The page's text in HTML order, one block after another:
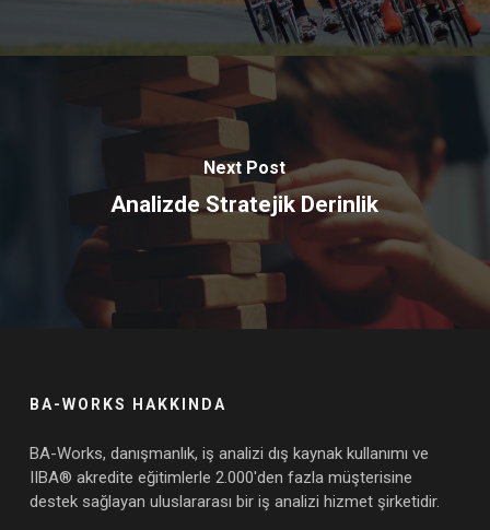
Next Post
Analizde Stratejik Derinlik
BA-WORKS HAKKINDA
BA-Works, danışmanlık, iş analizi dış kaynak kullanımı ve
IIBA® akredite eğitimlerle 2.000'den fazla müşterisine
destek sağlayan uluslararası bir iş analizi hizmet şirketidir.